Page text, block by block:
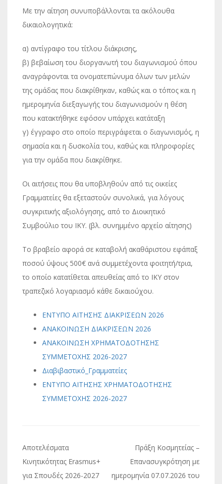
Με την αίτηση συνυποβάλλονται τα ακόλουθα
δικαιολογητικά:
α) αντίγραφο του τίτλου διάκρισης,
β) βεβαίωση του διοργανωτή του διαγωνισμού όπου
αναγράφονται τα ονοματεπώνυμα όλων των μελών
της ομάδας που διακρίθηκαν, καθώς και ο τόπος και η
ημερομηνία διεξαγωγής του διαγωνισμούν η θέση
που κατακτήθηκε εφόσον υπάρχει κατάταξη
γ) έγγραφο στο οποίο περιγράφεται ο διαγωνισμός, η
σημασία και η δυσκολία του, καθώς και πληροφορίες
για την ομάδα που διακρίθηκε.
Οι αιτήσεις που θα υποβληθούν από τις οικείες
Γραμματείες θα εξεταστούν συνολικά, για λόγους
συγκριτικής αξιολόγησης, από το Διοικητικό
Συμβούλιο του ΙΚΥ. (βλ. συνημμένο αρχείο αίτησης)
Το βραβείο αφορά σε καταβολή ακαθάριστου εφάπαξ
ποσού ύψους 500€ ανά συμμετέχοντα φοιτητή/τρια,
το οποίο κατατίθεται απευθείας από το ΙΚΥ στον
τραπεζικό λογαριασμό κάθε δικαιούχου.
ΕΝΤΥΠΟ ΑΙΤΗΣΗΣ ΔΙΑΚΡΙΣΕΩΝ 2026
ΑΝΑΚΟΙΝΩΣΗ ΔΙΑΚΡΙΣΕΩΝ 2026
ΑΝΑΚΟΙΝΩΣΗ ΧΡΗΜΑΤΟΔΟΤΗΣΗΣ
ΣΥΜΜΕΤΟΧΗΣ 2026-2027
Διαβιβαστικό_Γραμματείες
ΕΝΤΥΠΟ ΑΙΤΗΣΗΣ ΧΡΗΜΑΤΟΔΟΤΗΣΗΣ
ΣΥΜΜΕΤΟΧΗΣ 2026-2027
Πλοήγηση
άρθρων
Αποτελέσματα
Κινητικότητας Erasmus+
για Σπουδές 2026-2027
Πράξη Κοσμητείας –
Επανασυγκρότηση με
ημερομηνία 07.07.2026 του